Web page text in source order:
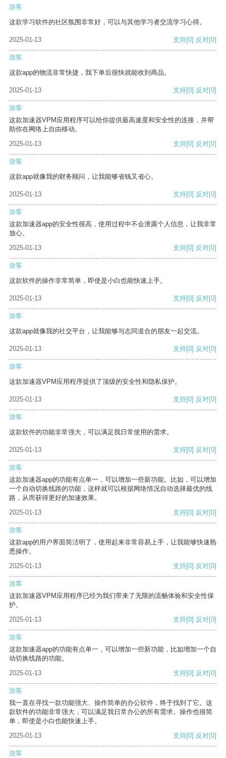
游客
这款学习软件的社区氛围非常好，可以与其他学习者交流学习心得。
2025-01-13 支持[0] 反对[0]
游客
这款app的物流非常快捷，我下单后很快就能收到商品。
2025-01-13 支持[0] 反对[0]
游客
这款加速器VPM应用程序可以给你提供最高速度和安全性的连接，并帮
助你在网络上自由移动。
2025-01-13
支持[0] 反对[0]
游客
这款app就像我的财务顾问，让我能够省钱又省心。
2025-01-13 支持[0] 反对[0]
游客
这款加速器app的安全性很高，使用过程中不会泄露个人信息，让我非常
放心。
2025-01-13
支持[0] 反对[0]
游客
这款软件的操作非常简单，即使是小白也能快速上手。
2025-01-13 支持[0] 反对[0]
游客
这款app就像我的社交平台，让我能够与志同道合的朋友一起交流。
2025-01-13 支持[0] 反对[0]
游客
这款加速器VPM应用程序提供了顶级的安全性和隐私保护。
2025-01-13 支持[0] 反对[0]
游客
这款软件的功能非常强大，可以满足我日常使用的需求。
2025-01-13 支持[0] 反对[0]
游客
这款加速器app的功能有点单一，可以增加一些新功能。比如，可以增加
一个自动切换线路的功能，这样就可以根据网络情况自动选择最优的线
路，从而获得更好的加速效果。
2025-01-13
支持[0] 反对[0]
游客
这款app的用户界面简洁明了，使用起来非常容易上手，让我能够快速熟
悉操作。
2025-01-13
支持[0] 反对[0]
游客
这款加速器VPM应用程序已经为我们带来了无限的流畅体验和安全性保
护。
2025-01-13
支持[0] 反对[0]
游客
这款加速器app的功能有点单一，可以增加一些新功能，比如增加一个自
动切换线路的功能。
2025-01-13
支持[0] 反对[0]
游客
我一直在寻找一款功能强大、操作简单的办公软件，终于找到了它。这
款软件的功能非常强大，可以满足我日常办公的所有需求。操作也很简
单，即使是小白也能快速上手。
2025-01-13
支持[0] 反对[0]
游客